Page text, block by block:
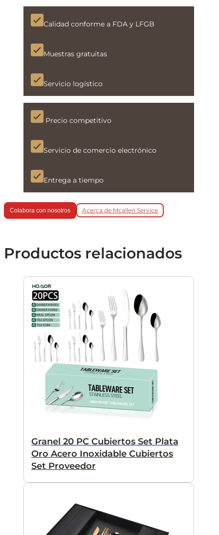
Calidad conforme a FDA y LFGB
Muestras gratuitas
Servicio logístico
Precio competitivo
Servicio de comercio electrónico
Entrega a tiempo
Colabora con nosotros Acerca de Mcallen Service
Productos relacionados
Granel 20 PC Cubiertos Set Plata
Oro Acero Inoxidable Cubiertos
Set Proveedor